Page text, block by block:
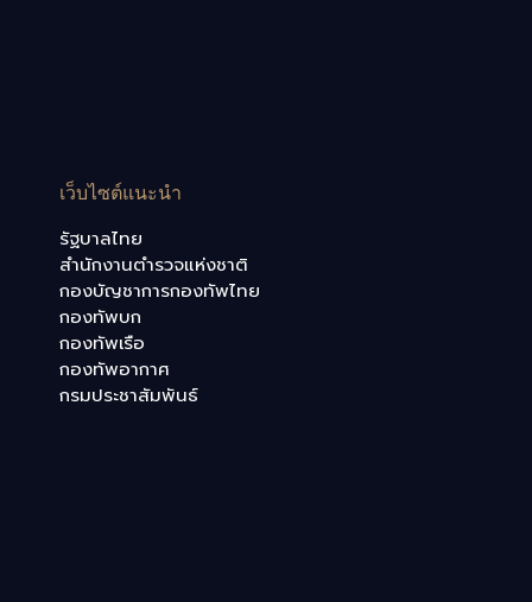
เว็บไซต์แนะนำ
รัฐบาลไทย
สำนักงานตำรวจแห่งชาติ
กองบัญชาการกองทัพไทย
กองทัพบก
กองทัพเรือ
กองทัพอากาศ
กรมประชาสัมพันธ์